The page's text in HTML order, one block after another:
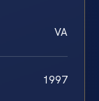
VA
1997